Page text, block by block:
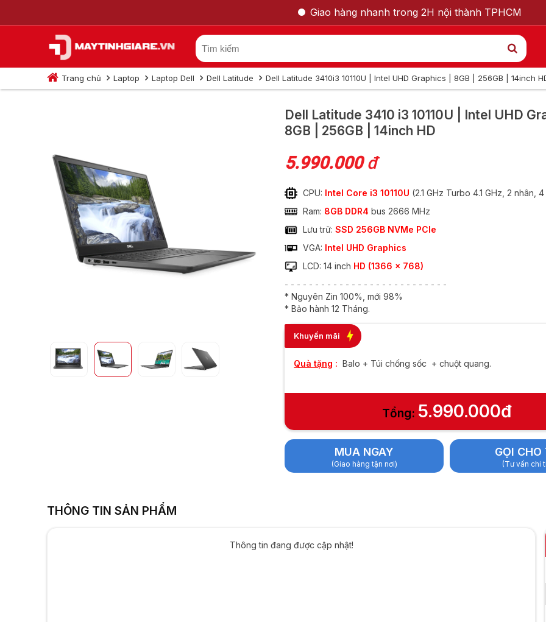
Giao hàng nhanh trong 2H nội thành TPHCM
Trang chủ Laptop Laptop Dell Dell Latitude Dell Latitude 3410i3 10110U | Intel UHD Graphics | 8GB | 256GB | 14inch
Dell Latitude 3410 i3 10110U | Intel UHD
8GB | 256GB | 14inch HD
5.990.000đ
CPU: Intel Core i3 10110U (2.1 GHz Turbo 4.1 GHz, 2 nhân,
Ram: 8GB DDR4 bus 2666 MHz
Lưu trữ:SSD 256GB NVMe PCIe
VGA: Intel UHD Graphics
LCD: 14 inch HD (1366 x 768)
- - - - - - - - - - - - - - - - - - - - - - - - - - -
* Nguyên Zin 100%, mới 98%
* Bảo hành 12 Tháng.
Khuyến mãi
Quà tặng : Balo + Túi chống sốc + chuột quang.
Tổng: 5.990.000đ
MUA NGAY
(Giao hàng tận nơi)
GỌI CHO
(Tư vấn chi
Dell Latitude 3410 i3 10110U | Intel
UHD Graphics | 8GB | 256GB | 14inch
Nam Nữ
THÔNG TIN SẢN PHẨM
Thông tin đang được cập nhật!